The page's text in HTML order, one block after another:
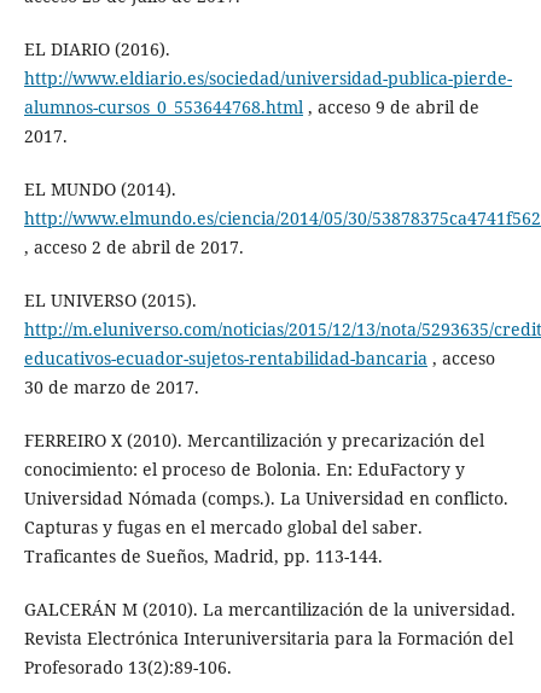
EL DIARIO (2016).
http://www.eldiario.es/sociedad/universidad-publica-pierde-
alumnos-cursos_0_553644768.html, acceso 9 de abril de
2017.
EL MUNDO (2014).
http://www.elmundo.es/ciencia/2014/05/30/
, acceso 2 de abril de 2017.
EL UNIVERSO (2015).
http://m.eluniverso.com/noticias/2015/12/13/nota/5293635/
educativos-ecuador-sujetos-rentabilidad-bancaria, acceso
30 de marzo de 2017.
FERREIRO X (2010). Mercantilización y precarización del
conocimiento: el proceso de Bolonia. En: EduFactory y
Universidad Nómada (comps.). La Universidad en conflicto.
Capturas y fugas en el mercado global del saber.
Traficantes de Sueños, Madrid, pp. 113-144.
GALCERÁN M (2010). La mercantilización de la universidad.
Revista Electrónica Interuniversitaria para la Formación del
Profesorado 13(2):89-106.